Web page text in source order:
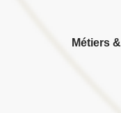
Métiers